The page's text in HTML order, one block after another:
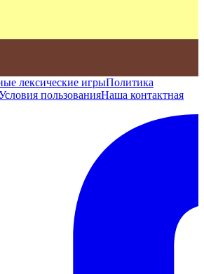
лексические игрыПолитика
пользованияНаша контактная